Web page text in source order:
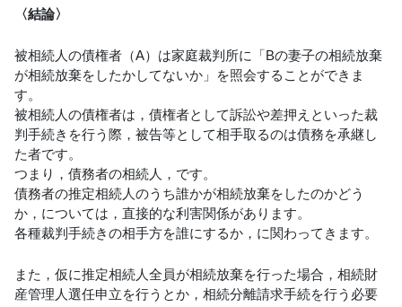
〈結論〉
被相続人の債権者（A）は家庭裁判所に「Bの妻子の相続放棄
が相続放棄をしたかしてないか」を照会することができま
す。
被相続人の債権者は，債権者として訴訟や差押えといった裁
判手続きを行う際，被告等として相手取るのは債務を承継し
た者です。
つまり，債務者の相続人，です。
債務者の推定相続人のうち誰かが相続放棄をしたのかどう
か，については，直接的な利害関係があります。
各種裁判手続きの相手方を誰にするか，に関わってきます。
また，仮に推定相続人全員が相続放棄を行った場合，相続財
産管理人選任申立を行うとか，相続分離請求手続を行う必要